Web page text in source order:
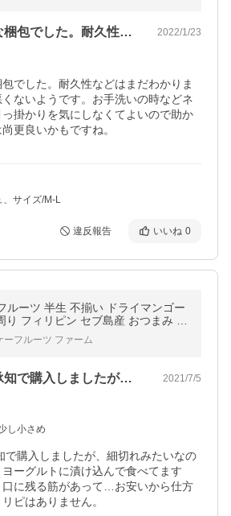
発送も早く丁寧な梱包でした。耐久性など… 2022/1/23
でした。耐久性などはまだわかりま
ないようです。お手洗いの時などネ
掛かりを気にしなくてよいので助か
更良いかもですね。
、サイズ/M-L
違反報告 いいね 0
ルーツ 半生 不揃い ドライマンゴー
ーフルーツ ファーム
大きさ不揃いは承知で購入しましたが、細… 2021/7/5
し小さめ
で購入しましたが、細切れみたいなの
ーグルトに漬け込んで食べてます
に残る筋があって…お安いから仕方
ピはありません。